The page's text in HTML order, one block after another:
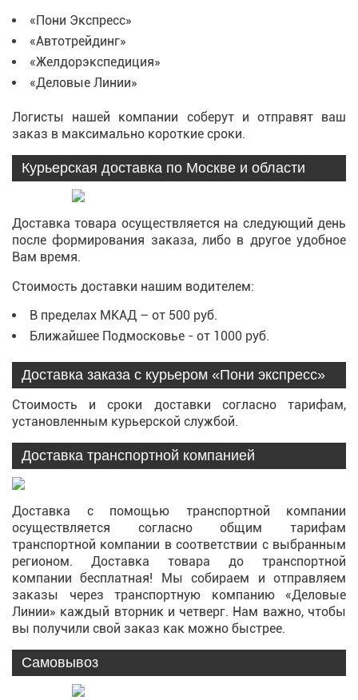
«Пони Экспресс»
«Автотрейдинг»
«Желдорэкспедиция»
«Деловые Линии»
Логисты нашей компании соберут и отправят ваш
заказ в максимально короткие сроки.
Курьерская доставка по Москве и области
Доставка товара осуществляется на следующий день
после формирования заказа, либо в другое удобное
Вам время.
Стоимость доставки нашим водителем:
В пределах МКАД – от 500 руб.
Ближайшее Подмосковье - от 1000 руб.
Доставка заказа с курьером «Пони экспресс»
Стоимость и сроки доставки согласно тарифам,
установленным курьерской службой.
Доставка транспортной компанией
Доставка с помощью транспортной компании
осуществляется согласно общим тарифам
транспортной компании в соответствии с выбранным
регионом. Доставка товара до транспортной
компании бесплатная! Мы собираем и отправляем
заказы через транспортную компанию «Деловые
Линии» каждый вторник и четверг. Нам важно, чтобы
вы получили свой заказ как можно быстрее.
Самовывоз